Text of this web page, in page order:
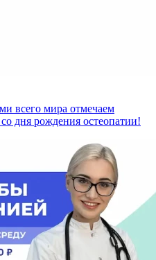
всего мира отмечаем
дня рождения остеопатии!